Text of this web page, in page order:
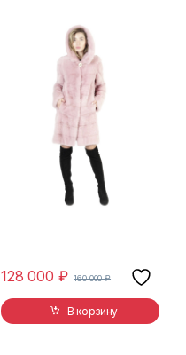
128 000 ₽ 160 000₽
В корзину